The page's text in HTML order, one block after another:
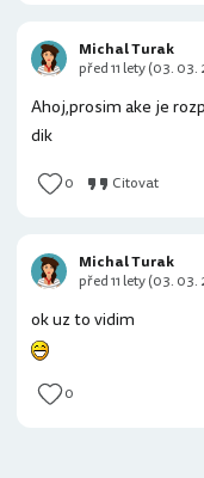
Ahoj,prosim ake je
dik
0 Citovat
Michal Turak
před 11 lety (03. 03.
ok uz to vidim
0
Michal Turak
před 11 lety (03. 03.